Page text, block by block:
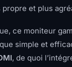
et plus
ce moniteur
simple et
, de quoi